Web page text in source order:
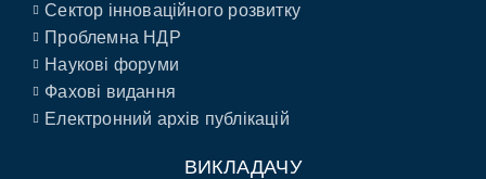
Сектор інноваційного розвитку
Проблемна НДР
Наукові форуми
Фахові видання
Електронний архів публікацій
ВИКЛАДАЧУ